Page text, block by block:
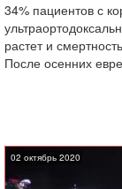
34% пациентов с
растет и
После осенних
02 октябрь 2020